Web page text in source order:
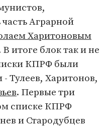
Аграрной
Харитоновым
В итоге блок так и не
КПРФ были
Тулеев, Харитонов,
. Первые три
списке КПРФ
и Стародубцев